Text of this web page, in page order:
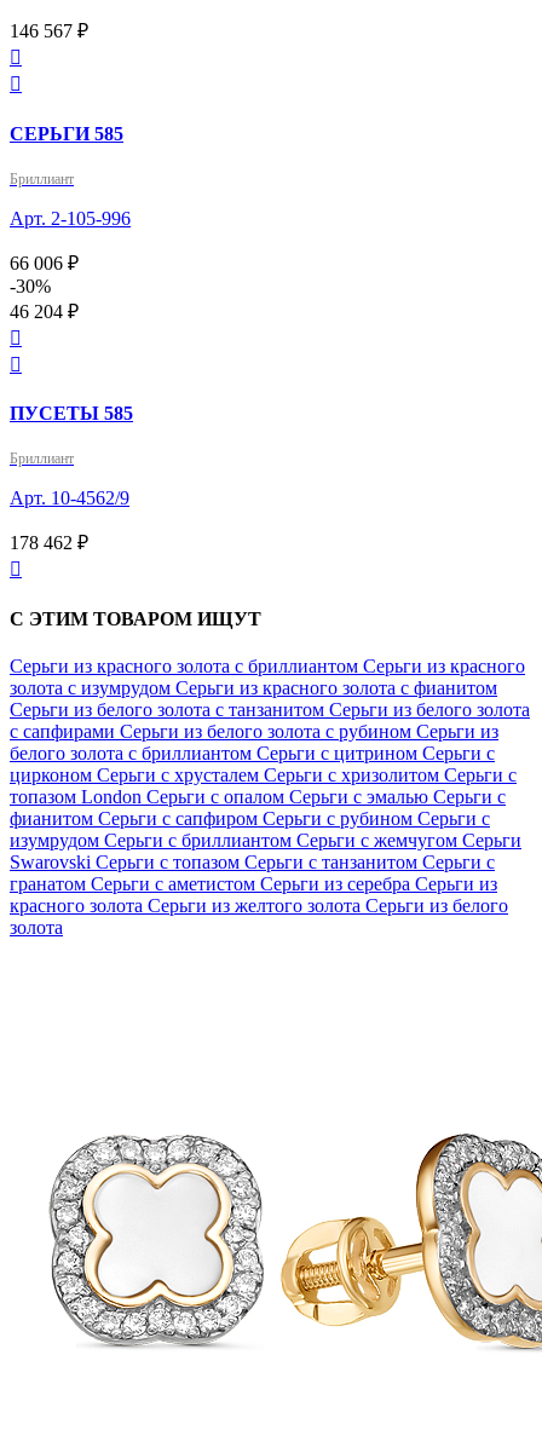
146 567 ₽


СЕРЬГИ 585
Бриллиант
Арт. 2-105-996
66 006 ₽
-30%
46 204 ₽


ПУСЕТЫ 585
Бриллиант
Арт. 10-4562/9
178 462 ₽

С ЭТИМ ТОВАРОМ ИЩУТ
Серьги из красного золота с бриллиантом Серьги из красного
золота с изумрудом Серьги из красного золота с фианитом
Серьги из белого золота с танзанитом Серьги из белого золота
с сапфирами Серьги из белого золота с рубином Серьги из
белого золота с бриллиантом Серьги с цитрином Серьги с
цирконом Серьги с хрусталем Серьги с хризолитом Серьги с
топазом London Серьги с опалом Серьги с эмалью Серьги с
фианитом Серьги с сапфиром Серьги с рубином Серьги с
изумрудом Серьги с бриллиантом Серьги с жемчугом Серьги
Swarovski Серьги с топазом Серьги с танзанитом Серьги с
гранатом Серьги с аметистом Серьги из серебра Серьги из
красного золота Серьги из желтого золота Серьги из белого
золота